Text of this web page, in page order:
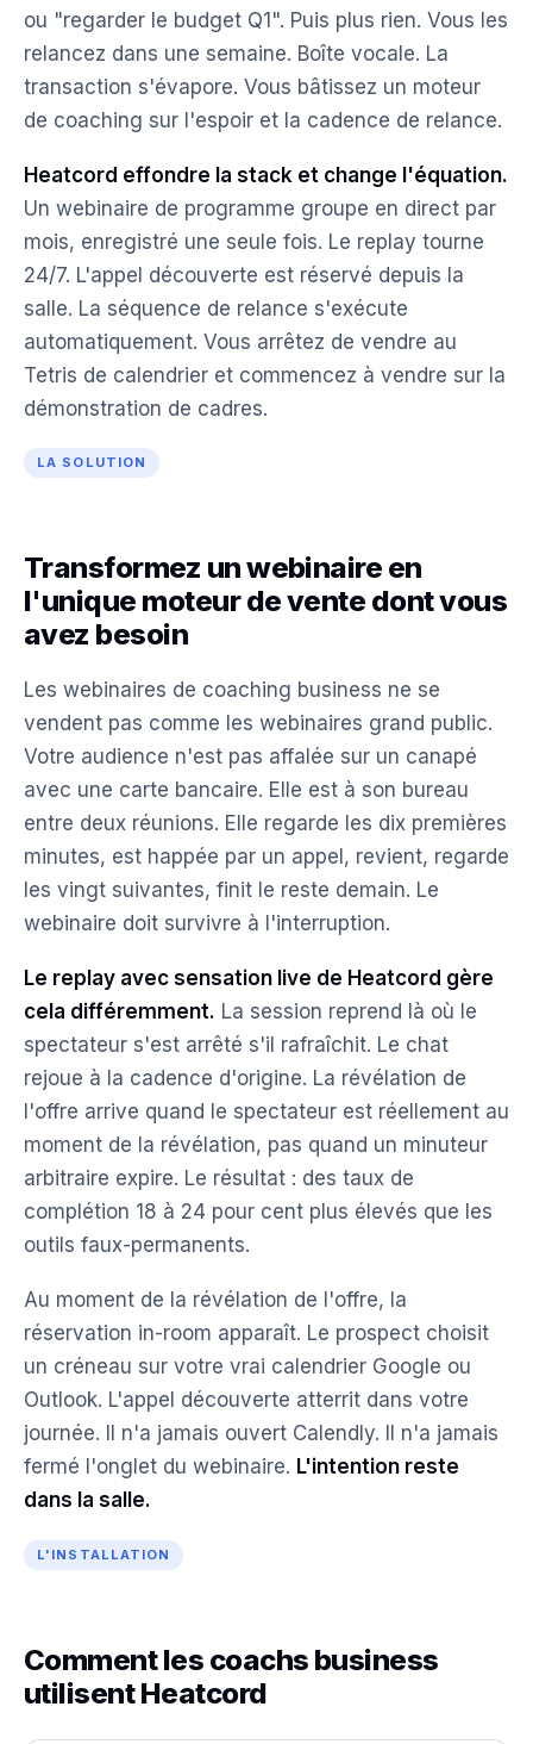
ou "regarder le budget Q1". Puis plus rien. Vous les
relancez dans une semaine. Boîte vocale. La
transaction s'évapore. Vous bâtissez un moteur
de coaching sur l'espoir et la cadence de relance.
Heatcord effondre la stack et change l'équation.
Un webinaire de programme groupe en direct par
mois, enregistré une seule fois. Le replay tourne
24/7. L'appel découverte est réservé depuis la
salle. La séquence de relance s'exécute
automatiquement. Vous arrêtez de vendre au
Tetris de calendrier et commencez à vendre sur la
démonstration de cadres.
LA SOLUTION
Transformez un webinaire en
l'unique moteur de vente dont vous
avez besoin
Les webinaires de coaching business ne se
vendent pas comme les webinaires grand public.
Votre audience n'est pas affalée sur un canapé
avec une carte bancaire. Elle est à son bureau
entre deux réunions. Elle regarde les dix premières
minutes, est happée par un appel, revient, regarde
les vingt suivantes, finit le reste demain. Le
webinaire doit survivre à l'interruption.
Le replay avec sensation live de Heatcord gère
cela différemment. La session reprend là où le
spectateur s'est arrêté s'il rafraîchit. Le chat
rejoue à la cadence d'origine. La révélation de
l'offre arrive quand le spectateur est réellement au
moment de la révélation, pas quand un minuteur
arbitraire expire. Le résultat : des taux de
complétion 18 à 24 pour cent plus élevés que les
outils faux-permanents.
Au moment de la révélation de l'offre, la
réservation in-room apparaît. Le prospect choisit
un créneau sur votre vrai calendrier Google ou
Outlook. L'appel découverte atterrit dans votre
journée. Il n'a jamais ouvert Calendly. Il n'a jamais
fermé l'onglet du webinaire. L'intention reste
dans la salle.
L'INSTALLATION
Comment les coachs business
utilisent Heatcord